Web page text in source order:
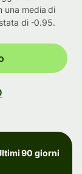
una media di
di -0.95.
90 giorni